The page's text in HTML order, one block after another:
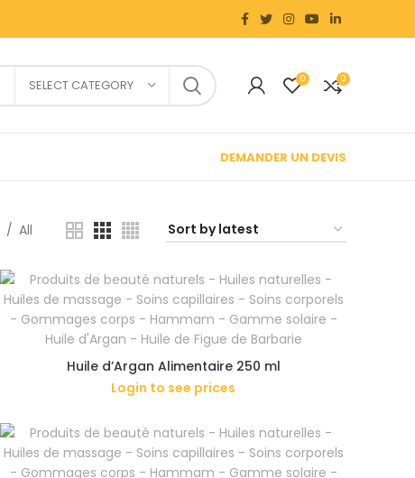
SELECT CATEGORY 0 0
DEMANDER UN DEVIS
All
Huile d’Argan Alimentaire 250 ml
Login to see prices